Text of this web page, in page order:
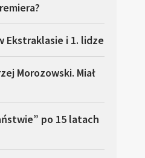
Ekstraklasie i 1. lidze
Morozowski. Miał
po 15 latach